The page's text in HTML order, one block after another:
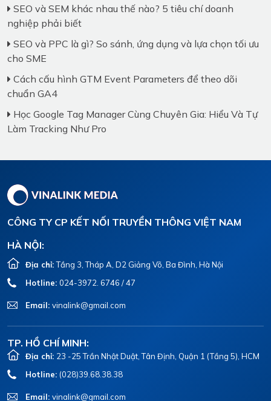
SEO và SEM khác nhau thế nào? 5 tiêu chí doanh
nghiệp phải biết
SEO và PPC là gì? So sánh, ứng dụng và lựa chọn tối ưu
cho SME
Cách cấu hình GTM Event Parameters để theo dõi
chuẩn GA4
Học Google Tag Manager Cùng Chuyên Gia: Hiểu Và Tự
Làm Tracking Như Pro
CÔNG TY CP KẾT NỐI TRUYỀN THÔNG VIỆT NAM
HÀ NỘI:
Địa chỉ:Tầng 3, Tháp A, D2 Giảng Võ, Ba Đình, Hà Nội
Hotline: 024-3972. 6746 / 47
Email: vinalink@gmail.com
TP. HỒ CHÍ MINH:
Địa chỉ: 23 -25 Trần Nhật Duật, Tân Định, Quận 1 (Tầng 5), HCM
Hotline: (028)39.68.38.38
Email: vinalink@gmail.com